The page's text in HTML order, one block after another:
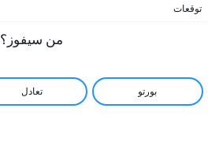
توقعات
من سيفوز؟
بورتو تعادل